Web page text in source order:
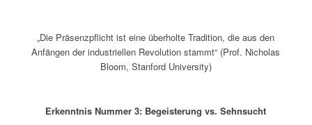
„Die Präsenzpflicht ist eine überholte Tradition, die aus den
Anfängen der industriellen Revolution stammt“ (Prof. Nicholas
Bloom, Stanford University)
Erkenntnis Nummer 3: Begeisterung vs. Sehnsucht